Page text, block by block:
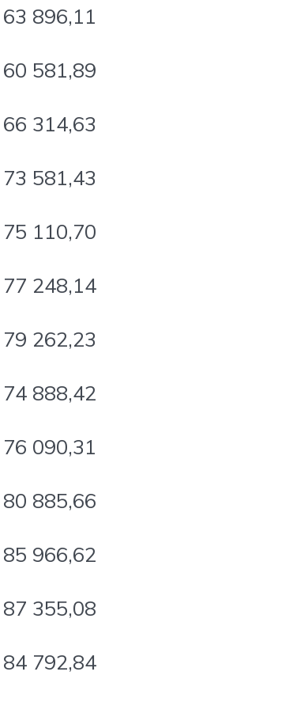
63 896,11
60 581,89
66 314,63
73 581,43
75 110,70
77 248,14
79 262,23
74 888,42
76 090,31
80 885,66
85 966,62
87 355,08
84 792,84